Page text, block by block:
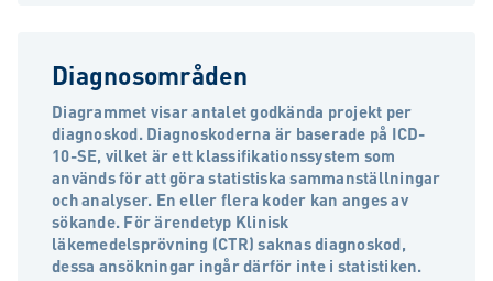
Diagnosområden
Diagrammet visar antalet godkända projekt per
diagnoskod. Diagnoskoderna är baserade på ICD-
10-SE, vilket är ett klassifikationssystem som
används för att göra statistiska sammanställningar
och analyser. En eller flera koder kan anges av
sökande. För ärendetyp Klinisk
läkemedelsprövning (CTR) saknas diagnoskod,
dessa ansökningar ingår därför inte i statistiken.